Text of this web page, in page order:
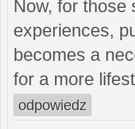
Now, for those
experiences,
becomes a
for a more
odpowiedz